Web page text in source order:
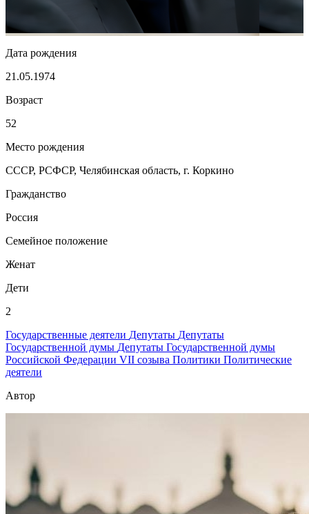
Дата рождения
21.05.1974
Возраст
52
Место рождения
СССР, РСФСР, Челябинская область, г. Коркино
Гражданство
Россия
Семейное положение
Женат
Дети
2
Государственные деятели Депутаты Депутаты
Государственной думы Депутаты Государственной думы
Российской Федерации VII созыва Политики Политические
деятели
Автор